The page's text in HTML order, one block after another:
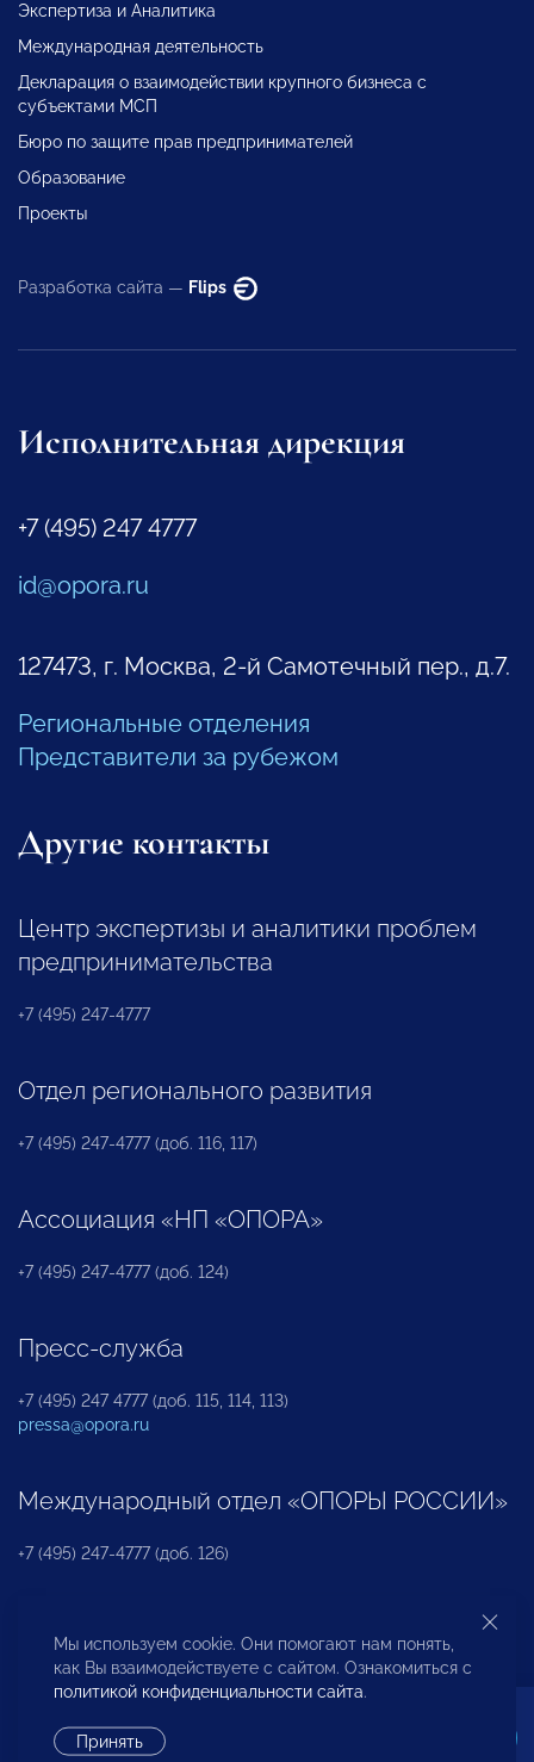
Экспертиза и Аналитика
Международная деятельность
Декларация о взаимодействии крупного бизнеса с
субъектами МСП
Бюро по защите прав предпринимателей
Образование
Проекты
Разработка сайта — Flips
Исполнительная дирекция
+7 (495) 247 4777
id@opora.ru
127473, г. Москва, 2-й Самотечный пер., д.7.
Региональные отделения
Представители за рубежом
Другие контакты
Центр экспертизы и аналитики проблем
предпринимательства
+7 (495) 247-4777
Отдел регионального развития
+7 (495) 247-4777 (доб. 116, 117)
Ассоциация «НП «ОПОРА»
+7 (495) 247-4777 (доб. 124)
Пресс-служба
+7 (495) 247 4777 (доб. 115, 114, 113)
pressa@opora.ru
Международный отдел «ОПОРЫ РОССИИ»
+7 (495) 247-4777 (доб. 126)
Бюро по защите прав предпринимателей и
инвесторов
Мы используем cookie. Они помогают нам понять,
как Вы взаимодействуете с сайтом. Ознакомиться с
политикой конфиденциальности сайта.
Принять